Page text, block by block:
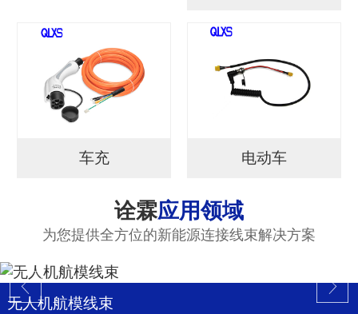
车充 电动车
诠霖应用领域
为您提供全方位的新能源连接线束解决方案
无人机航模线束